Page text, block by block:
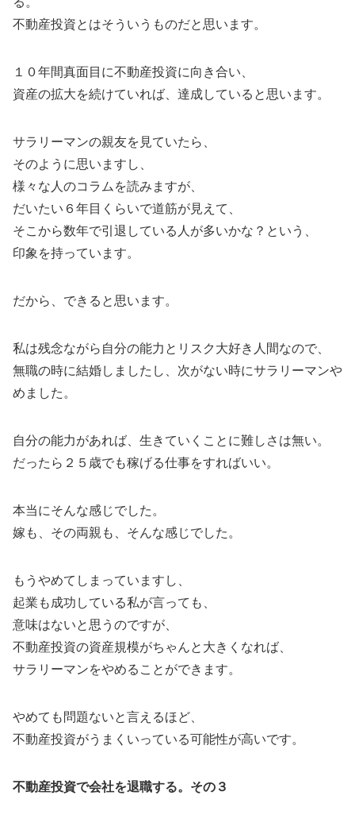
不動産投資とはそういうものだと思います。
１０年間真面目に不動産投資に向き合い、
資産の拡大を続けていれば、達成していると思います。
サラリーマンの親友を見ていたら、
そのように思いますし、
様々な人のコラムを読みますが、
だいたい６年目くらいで道筋が見えて、
そこから数年で引退している人が多いかな？という、
印象を持っています。
だから、できると思います。
私は残念ながら自分の能力とリスク大好き人間なので、
無職の時に結婚しましたし、次がない時にサラリーマンや
めました。
自分の能力があれば、生きていくことに難しさは無い。
だったら２５歳でも稼げる仕事をすればいい。
本当にそんな感じでした。
嫁も、その両親も、そんな感じでした。
もうやめてしまっていますし、
起業も成功している私が言っても、
意味はないと思うのですが、
不動産投資の資産規模がちゃんと大きくなれば、
サラリーマンをやめることができます。
やめても問題ないと言えるほど、
不動産投資がうまくいっている可能性が高いです。
不動産投資で会社を退職する。その３